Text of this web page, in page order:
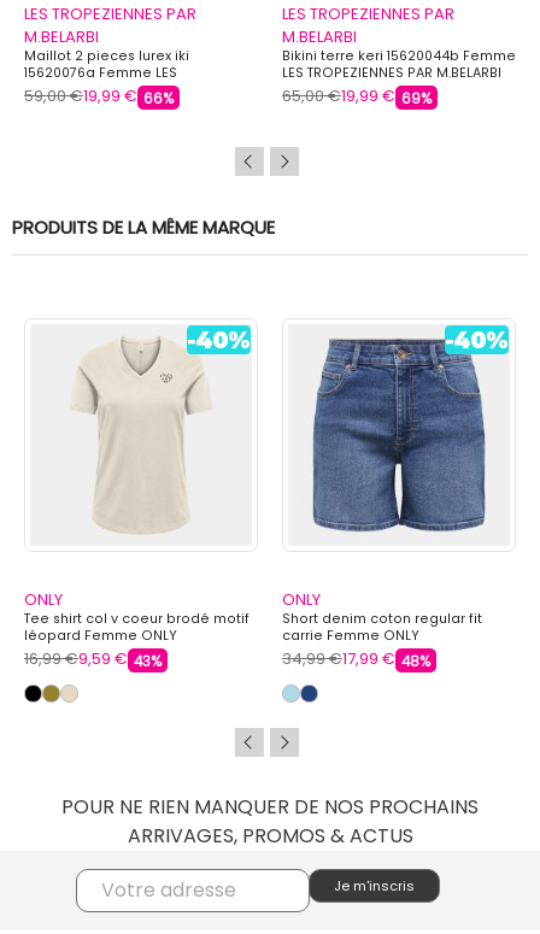
LES TROPEZIENNES PAR
M.BELARBI
Maillot 2 pieces lurex iki
15620076a Femme LES
TROPEZIENNES PAR M.BELARBI
59,00 €19,99 € 66%
LES TROPEZIENNES PAR
M.BELARBI
Bikini terre keri 15620044b Femme
LES TROPEZIENNES PAR M.BELARBI
65,00 €19,99 € 69%
PRODUITS DE LA MÊME MARQUE
ONLY
Tee shirt col v coeur brodé motif
léopard Femme ONLY
16,99 €9,59 € 43%
ONLY
Short denim coton regular fit
carrie Femme ONLY
34,99 €17,99 € 48%
POUR NE RIEN MANQUER DE NOS PROCHAINS
ARRIVAGES, PROMOS & ACTUS